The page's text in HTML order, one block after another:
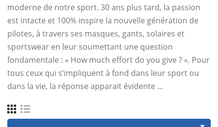
moderne de notre sport. 30 ans plus tard, la passion
est intacte et 100% inspire la nouvelle génération de
pilotes, à travers ses masques, gants, solaires et
sportswear en leur soumettant une question
fondamentale : « How much effort do you give ? ». Pour
tous ceux qui s’impliquent à fond dans leur sport ou
dans la vie, la réponse apparait évidente …